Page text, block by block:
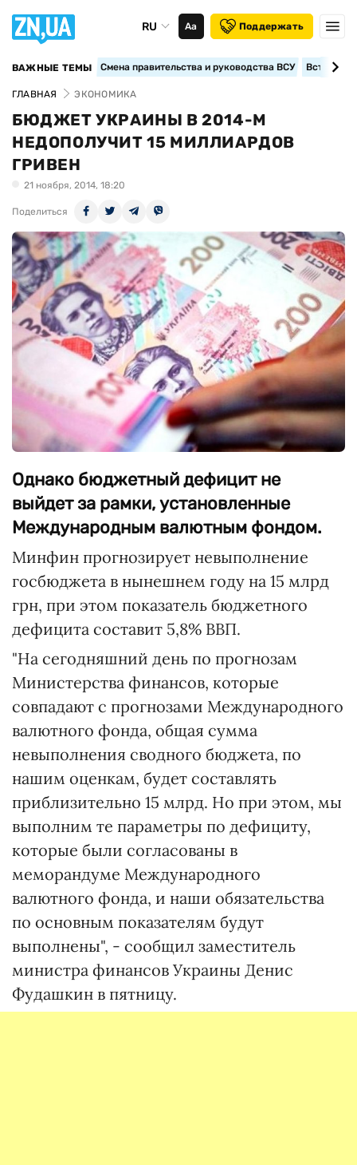
RU Аа Поддержать
ВАЖНЫЕ ТЕМЫ Смена правительства и руководства ВСУ
ГЛАВНАЯ ЭКОНОМИКА
БЮДЖЕТ УКРАИНЫ В 2014-М
НЕДОПОЛУЧИТ 15 МИЛЛИАРДОВ
ГРИВЕН
21 ноября, 2014, 18:20
Поделиться
Однако бюджетный дефицит не
выйдет за рамки, установленные
Международным валютным фондом.
Минфин прогнозирует невыполнение
госбюджета в нынешнем году на 15 млрд
грн, при этом показатель бюджетного
дефицита составит 5,8% ВВП.
"На сегодняшний день по прогнозам
Министерства финансов, которые
совпадают с прогнозами Международного
валютного фонда, общая сумма
невыполнения сводного бюджета, по
нашим оценкам, будет составлять
приблизительно 15 млрд. Но при этом, мы
выполним те параметры по дефициту,
которые были согласованы в
меморандуме Международного
валютного фонда, и наши обязательства
по основным показателям будут
выполнены", - сообщил заместитель
министра финансов Украины Денис
Фудашкин в пятницу.